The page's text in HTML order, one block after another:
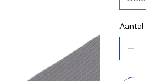
Aantal